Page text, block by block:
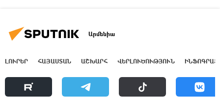
Արմենիա
ԼՈՒՐԵՐ ՀԱՅԱՍՏԱՆ ԱՇԽԱՐՀ ՎԵՐԼՈՒԾՈՒԹՅՈՒՆ